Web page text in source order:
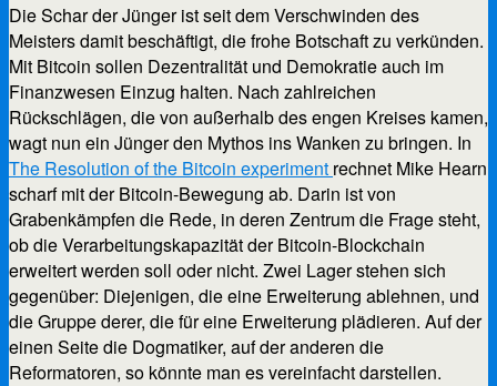
Die Schar der Jünger ist seit dem Verschwinden des
Meisters damit beschäftigt, die frohe Botschaft zu verkünden.
Mit Bitcoin sollen Dezentralität und Demokratie auch im
Finanzwesen Einzug halten. Nach zahlreichen
Rückschlägen, die von außerhalb des engen Kreises kamen,
wagt nun ein Jünger den Mythos ins Wanken zu bringen. In
The Resolution of the Bitcoin experiment rechnet Mike Hearn
scharf mit der Bitcoin-Bewegung ab. Darin ist von
Grabenkämpfen die Rede, in deren Zentrum die Frage steht,
ob die Verarbeitungskapazität der Bitcoin-Blockchain
erweitert werden soll oder nicht. Zwei Lager stehen sich
gegenüber: Diejenigen, die eine Erweiterung ablehnen, und
die Gruppe derer, die für eine Erweiterung plädieren. Auf der
einen Seite die Dogmatiker, auf der anderen die
Reformatoren, so könnte man es vereinfacht darstellen.